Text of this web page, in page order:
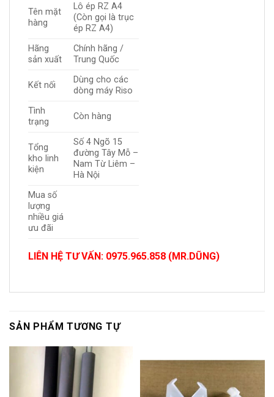
Tên mặt
hàng
Lô ép RZ A4
(Còn gọi là trục
ép RZ A4)
Hãng
sản xuất
Chính hãng /
Trung Quốc
Kết nối
Dùng cho các
dòng máy Riso
Tình
trạng
Còn hàng
Tổng
kho linh
kiện
Số 4 Ngõ 15
đường Tây Mỗ –
Nam Từ Liêm –
Hà Nội
Mua số
lượng
nhiều giá
ưu đãi
LIÊN HỆ TƯ VẤN: 0975.965.858 (MR.DŨNG)
SẢN PHẨM TƯƠNG TỰ